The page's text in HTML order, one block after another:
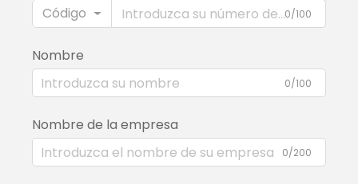
Código
0/100
Nombre
0/100
Nombre de la empresa
0/200